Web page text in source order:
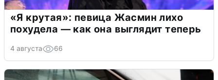
«Я крутая»: певица Жасмин лихо
похудела — как она выглядит теперь
4 августа 66